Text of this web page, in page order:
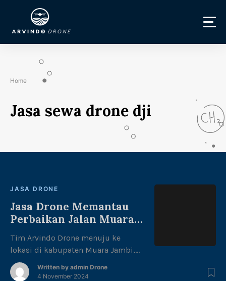
Home
Jasa sewa drone dji
JASA DRONE
Jasa Drone Memantau
Perbaikan Jalan Muara
Jambi
Tim Arvindo Drone menuju ke
lokasi di kabupaten Muara Jambi,
provinsi Jambi bersama pihak PUPR
Muara Jambi dalam melakukan
Written by admin Drone
4 November 2024